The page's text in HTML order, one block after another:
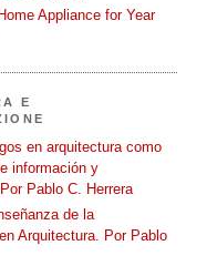
Appliance for Year
E
en arquitectura como
información y
Pablo C. Herrera
de la
Arquitectura. Por Pablo